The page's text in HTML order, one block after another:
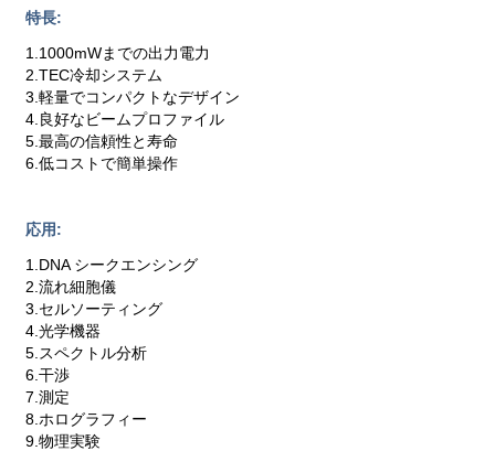
特長:
1.1000mWまでの出力電力
2.TEC冷却システム
3.軽量でコンパクトなデザイン
4.良好なビームプロファイル
5.最高の信頼性と寿命
6.低コストで簡単操作
応用:
1.DNA シークエンシング
2.流れ細胞儀
3.セルソーティング
4.光学機器
5.スペクトル分析
6.干渉
7.測定
8.ホログラフィー
9.物理実験